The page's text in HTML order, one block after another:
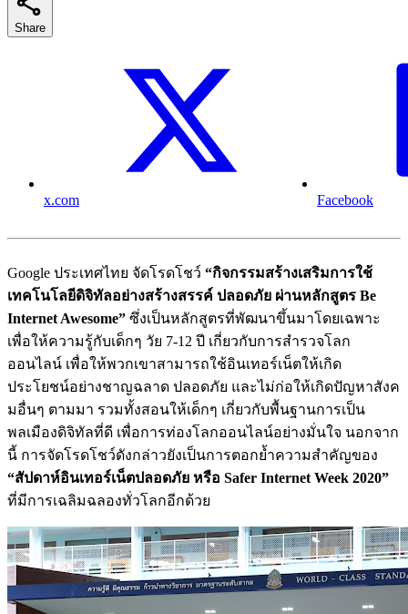
Share
x.com Facebook
Google ประเทศไทย จัดโรดโชว์ “กิจกรรมสร้างเสริมการใช้
เทคโนโลยีดิจิทัลอย่างสร้างสรรค์ ปลอดภัย ผ่านหลักสูตร Be
Internet Awesome” ซึ่งเป็นหลักสูตรที่พัฒนาขึ้นมาโดยเฉพาะ
เพื่อให้ความรู้กับเด็กๆ วัย 7-12 ปี เกี่ยวกับการสำรวจโลก
ออนไลน์ เพื่อให้พวกเขาสามารถใช้อินเทอร์เน็ตให้เกิด
ประโยชน์อย่างชาญฉลาด ปลอดภัย และไม่ก่อให้เกิดปัญหาสังค
มอื่นๆ ตามมา รวมทั้งสอนให้เด็กๆ เกี่ยวกับพื้นฐานการเป็น
พลเมืองดิจิทัลที่ดี เพื่อการท่องโลกออนไลน์อย่างมั่นใจ นอกจาก
นี้ การจัดโรดโชว์ดังกล่าวยังเป็นการตอกย้ำความสำคัญของ
“สัปดาห์อินเทอร์เน็ตปลอดภัย หรือ Safer Internet Week 2020”
ที่มีการเฉลิมฉลองทั่วโลกอีกด้วย